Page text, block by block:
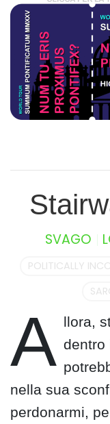
SVAGO
POLITICALLY
A llora,
dentro
nella sua
perdonarmi,